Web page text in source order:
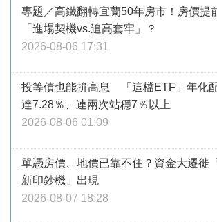
專題／高鐵翻轉宜蘭50年房市！房價提
「進場契機vs.追高套牢」？
2026-08-06 17:31
投等債也能拚高息 「這檔ETF」年化
達7.28％、連兩次站穩7％以上
2026-08-06 01:09
單憑房價、地價已靠不住？資金大遷徙
新印鈔機」出現
2026-08-07 18:28